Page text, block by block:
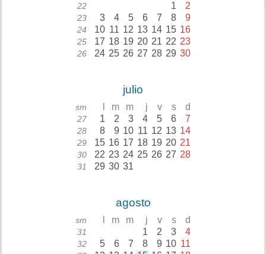
22 1 2
23 3 4 5 6 7 8 9
24 10 11 12 13 14 15 16
25 17 18 19 20 21 22 23
26 24 25 26 27 28 29 30
julio
sm m m j v s d
27 1 2 3 4 5 6 7
28 8 9 10 11 12 13 14
29 15 16 17 18 19 20 21
30 22 23 24 25 26 27 28
31 29 30 31
agosto
sm m m j v s d
31 1 2 3 4
32 5 6 7 8 9 10 11